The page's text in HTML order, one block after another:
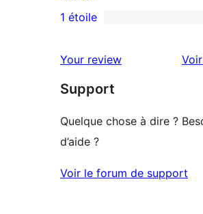
3
avis
2
à
1
1 étoile
Your review
Support
Quelque chose à dire ?
d’aide ?
Voir le forum de support